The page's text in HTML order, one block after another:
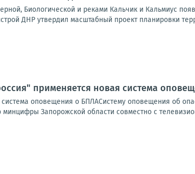
Биологической и реками Кальчик и Кальмиус
ДНР утвердил масштабный проект планировки
применяется новая система
оповещения о БПЛАСистему оповещения об
Запорожской области совместно с